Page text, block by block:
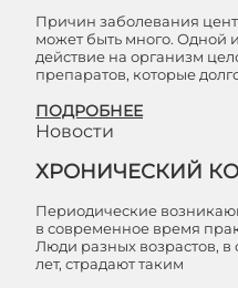
Причин заболевания
может быть много. Одной
действие на организм
препаратов, которые
ПОДРОБНЕЕ
Новости
ХРОНИЧЕСКИЙ
Периодические
в современное время
Люди разных возрастов, в
лет, страдают таким